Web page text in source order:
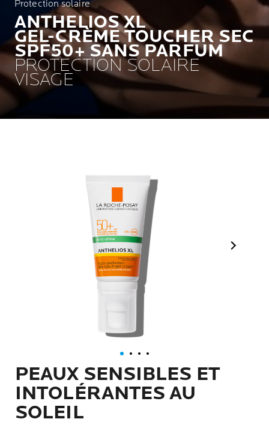
Protection solaire
ANTHELIOS XL
GEL-CRÈME TOUCHER SEC
SPF50+ SANS PARFUM
PROTECTION SOLAIRE
VISAGE
Next
PEAUX SENSIBLES ET
INTOLÉRANTES AU
SOLEIL